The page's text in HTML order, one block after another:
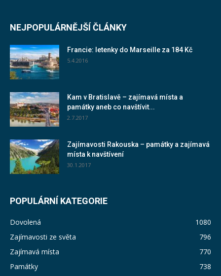
NEJPOPULÁRNĚJŠÍ ČLÁNKY
Francie: letenky do Marseille za 184 Kč
5.4.2016
Kam v Bratislavě – zajímavá místa a
památky aneb co navštívit...
2.7.2017
Zajímavosti Rakouska – památky a zajímavá
místa k navštívení
30.1.2017
POPULÁRNÍ KATEGORIE
Dovolená
1080
Zajímavosti ze světa
796
Zajímavá místa
770
Památky
738